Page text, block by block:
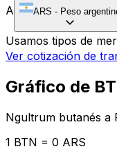
A
ARS - Peso
Usamos tipos de
Ver cotización de
Gráfico de
Ngultrum butanés a
1 BTN = 0 ARS